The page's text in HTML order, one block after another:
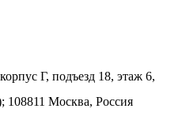
Г, подъезд 18, этаж 6,
108811 Москва, Россия